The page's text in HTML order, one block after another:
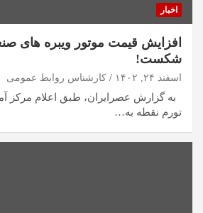
اخبار
افزایش قیمت موتور ویبره های
شکست!
اسفند ۲۴, ۱۴۰۲ کارشناس روابط عمومی
تورم نقطه به…